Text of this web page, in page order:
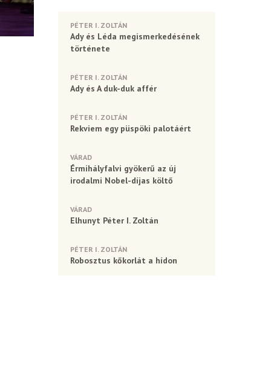
PÉTER I. ZOLTÁN
Ady és Léda megismerkedésének
története
PÉTER I. ZOLTÁN
Ady és A duk-duk affér
PÉTER I. ZOLTÁN
Rekviem egy püspöki palotáért
VÁRAD
Érmihályfalvi gyökerű az új
irodalmi Nobel-díjas költő
VÁRAD
Elhunyt Péter I. Zoltán
PÉTER I. ZOLTÁN
Robosztus kőkorlát a hídon